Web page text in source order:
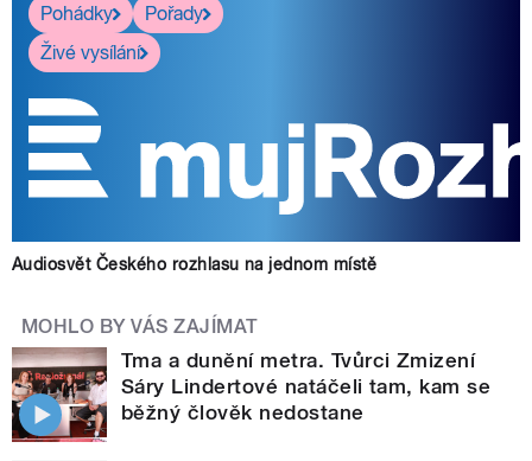
Pohádky
Pořady
Živé vysílání
Audiosvět Českého rozhlasu na jednom místě
MOHLO BY VÁS ZAJÍMAT
Tma a dunění metra. Tvůrci Zmizení
Sáry Lindertové natáčeli tam, kam se
běžný člověk nedostane